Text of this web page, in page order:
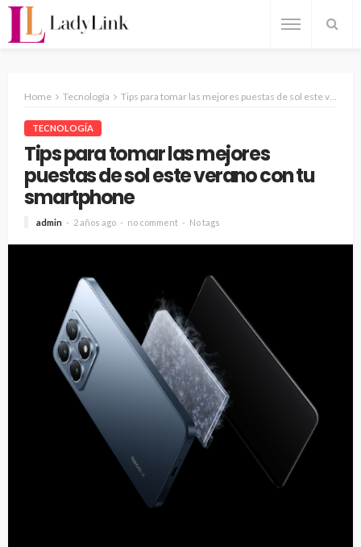
Home Tecnología Tips para tomar las mejores puestas de sol este verano con tu smartphone
TECNOLOGÍA
Tips para tomar las mejores
puestas de sol este verano con tu
smartphone
admin 2 años ago no comment No tags